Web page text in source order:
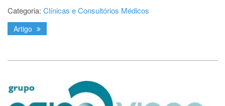
Categoria: Clínicas e Consultórios Médicos
Artigo